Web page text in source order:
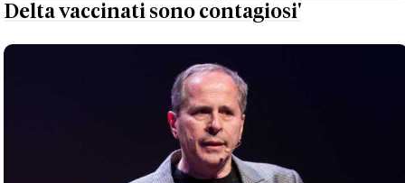
Delta vaccinati sono contagiosi'